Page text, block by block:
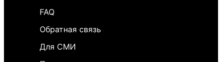
FAQ
Обратная связь
Для СМИ